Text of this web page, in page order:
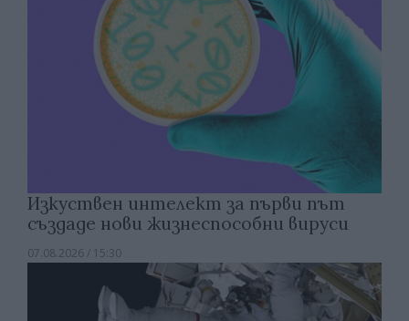
Изкуствен интелект за първи път
създаде нови жизнеспособни вируси
07.08.2026 / 15:30